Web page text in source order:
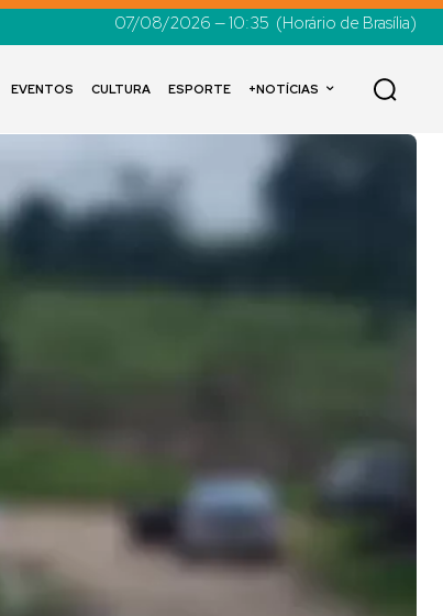
07/08/2026 — 10:35 (Horário de Brasília)
EVENTOS CULTURA ESPORTE +NOTÍCIAS